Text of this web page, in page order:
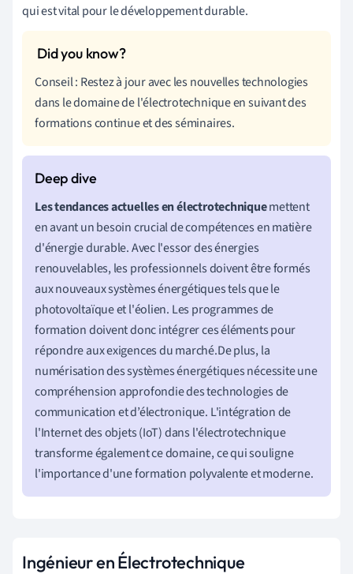
qui est vital pour le développement durable.
Conseil : Restez à jour avec les nouvelles technologies
dans le domaine de l'électrotechnique en suivant des
formations continue et des séminaires.
Les tendances actuelles en électrotechniquemettent
en avant un besoin crucial de compétences en matière
d'énergie durable. Avec l'essor des énergies
renouvelables, les professionnels doivent être formés
aux nouveaux systèmes énergétiques tels que le
photovoltaïque et l'éolien. Les programmes de
formation doivent donc intégrer ces éléments pour
répondre aux exigences du marché.De plus, la
numérisation des systèmes énergétiques nécessite une
compréhension approfondie des technologies de
communication et d’électronique. L'intégration de
l'Internet des objets (IoT) dans l'électrotechnique
transforme également ce domaine, ce qui souligne
l'importance d'une formation polyvalente et moderne.
Ingénieur en Électrotechnique